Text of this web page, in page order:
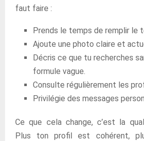
faut faire :
Prends le temps de remplir le
Ajoute une photo claire et
Décris ce que tu recherches
formule vague.
Consulte régulièrement les
Privilégie des messages
Ce que cela change, c’est la
Plus ton profil est cohérent,